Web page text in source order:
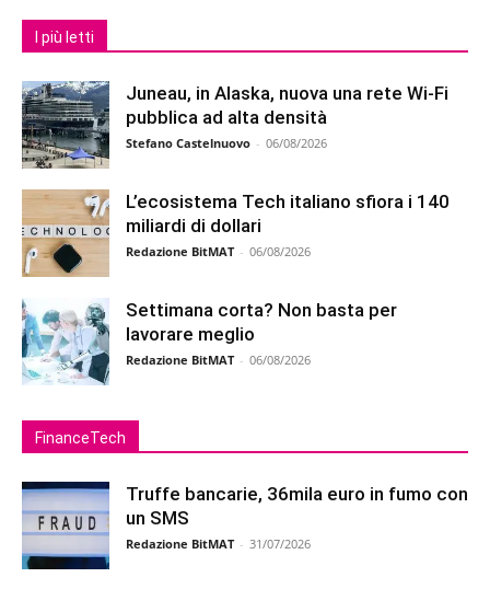
I più letti
Juneau, in Alaska, nuova una rete Wi-Fi
pubblica ad alta densità
Stefano Castelnuovo - 06/08/2026
L’ecosistema Tech italiano sfiora i 140
miliardi di dollari
Redazione BitMAT - 06/08/2026
Settimana corta? Non basta per
lavorare meglio
Redazione BitMAT - 06/08/2026
FinanceTech
Truffe bancarie, 36mila euro in fumo con
un SMS
Redazione BitMAT - 31/07/2026